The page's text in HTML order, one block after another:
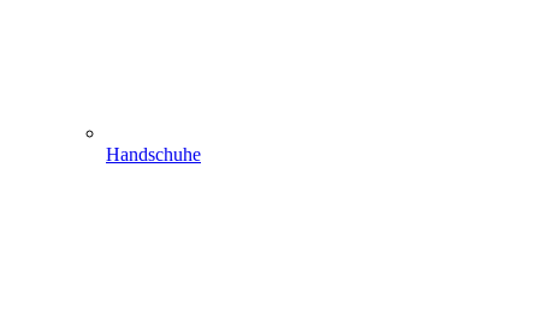
Handschuhe